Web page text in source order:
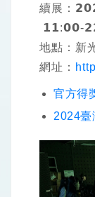
續展：
𝟭𝟭:𝟬𝟬-
地點：新
網址：
官方得
2024臺